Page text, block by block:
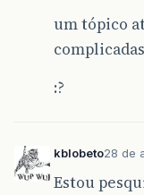
um tópico
:?
kblobeto28 de
Estou